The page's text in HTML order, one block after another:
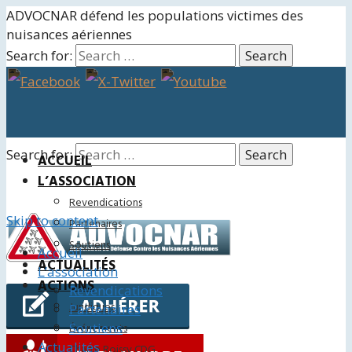
ADVOCNAR défend les populations victimes des
nuisances aériennes
Search for:
Search for:
ACCUEIL
L’ASSOCIATION
Revendications
Partenaires
Soutiens
ACTUALITÉS
ACTIONS
Juridiques
Événements
Skip to content
Accueil
L’association
Revendications
Partenaires
Soutiens
Actualités